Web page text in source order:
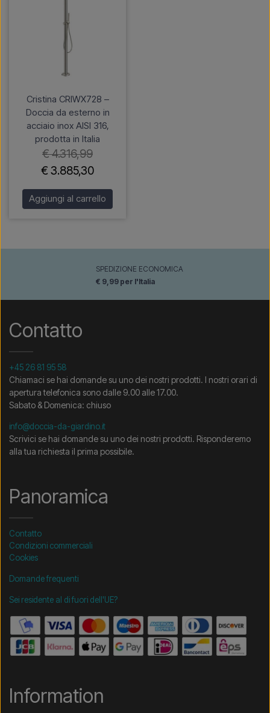
Cristina CRIWX728 –
Doccia da esterno in
acciaio inox AISI 316,
prodotta in Italia
€ 4.316,99
€ 3.885,30
Aggiungi al carrello
SPEDIZIONE ECONOMICA
€ 9,99 per l'Italia
Contatto
+45 26 81 95 58
Chiamaci se hai domande su uno dei nostri prodotti. I nostri orari di
apertura telefonica sono dalle 9.00 alle 17.00.
Sabato & Domenica: chiuso
info@doccia-da-giardino.it
Scrivici se hai domande su uno dei nostri prodotti. Risponderemo
alla tua richiesta il prima possibile.
Panoramica
Contatto
Condizioni commerciali
Cookies
Domande frequenti
Sei residente al di fuori dell'UE?
Information